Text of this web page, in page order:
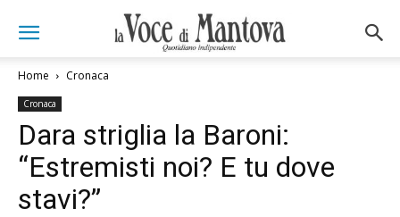
Home Cronaca
Cronaca
Dara striglia la Baroni:
“Estremisti noi? E tu dove
stavi?”